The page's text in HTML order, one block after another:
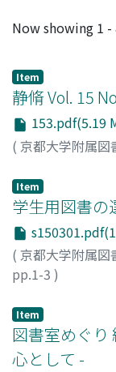
Recent
Now showing 1 -
Item
静脩 Vol. 15
153.pdf(5.19
( 京都大学附属図
Item
学生用図書の
( 京都大学附属図
pp.1-3 )
Item
図書室めぐり
心として -